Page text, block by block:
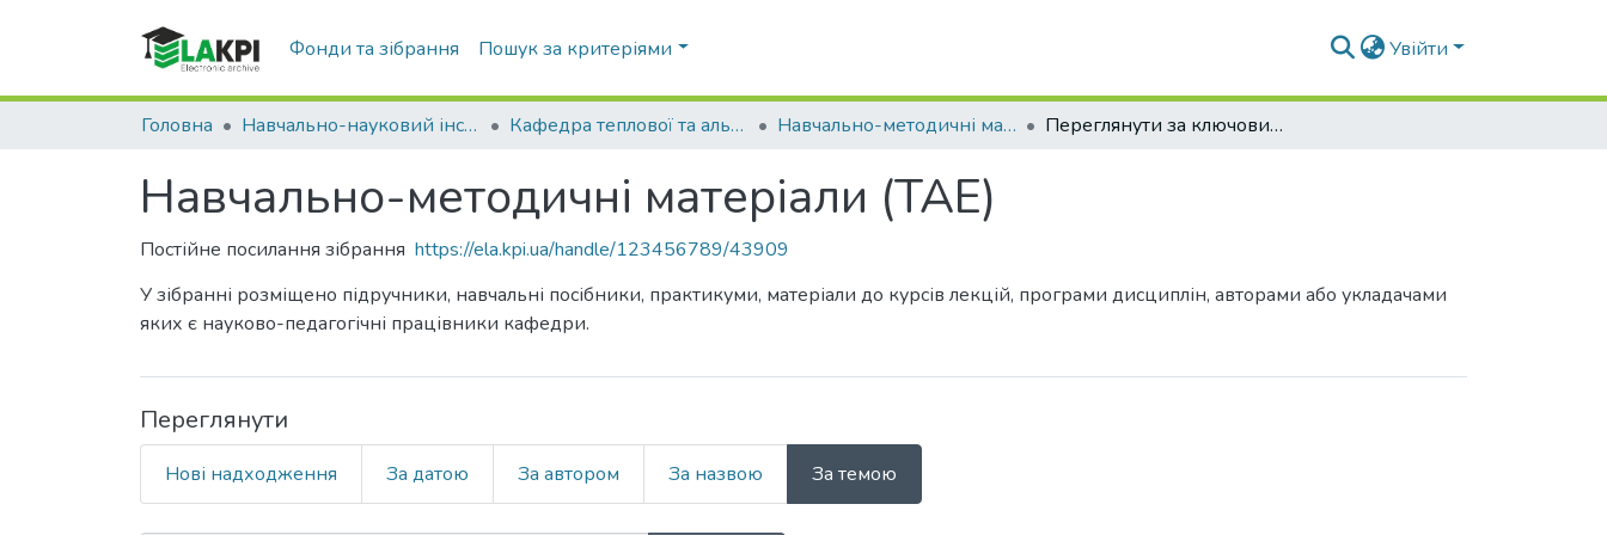
Фонди та зібрання Пошук за критеріями Увійти
Головна Навчально-науковий інститут атомної та теплової енергетики (НН ІАТЕ) Кафедра теплової та альтернативної енергетики (ТАЕ) Навчально-методичні матеріали (ТАЕ) Переглянути за ключовими словами
Навчально-методичні матеріали (ТАЕ)
Постійне посилання зібрання https://ela.kpi.ua/handle/123456789/43909
У зібранні розміщено підручники, навчальні посібники, практикуми, матеріали до курсів лекцій, програми дисциплін, авторами або укладачами
яких є науково-педагогічні працівники кафедри.
Переглянути
Нові надходження За датою За автором За назвою За темою